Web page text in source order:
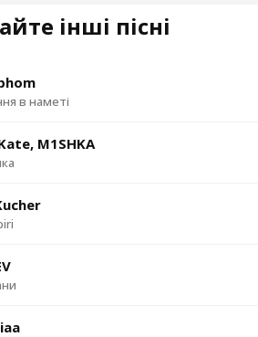
інші пісні
в наметі
M1SHKA